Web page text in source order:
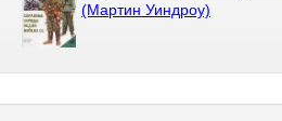
(Мартин Уиндроу)